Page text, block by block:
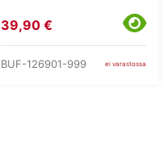
39,90 €
BUF-126901-999 ei varastossa